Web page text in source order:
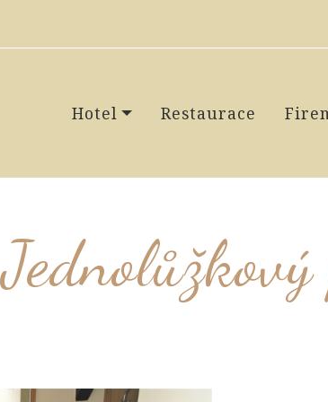
Hotel Restaurace